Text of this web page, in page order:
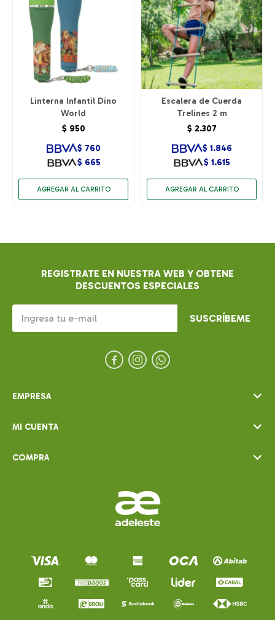
Linterna Infantil Dino
World
$ 950
$ 665
$ 760
Escalera de Cuerda
Trelines 2 m
$ 2.307
$ 1.615
$ 1.846
EMPRESA
MI CUENTA
COMPRA
REGISTRATE EN NUESTRA WEB Y OBTENE
DESCUENTOS ESPECIALES
SUSCRÍBEME
  